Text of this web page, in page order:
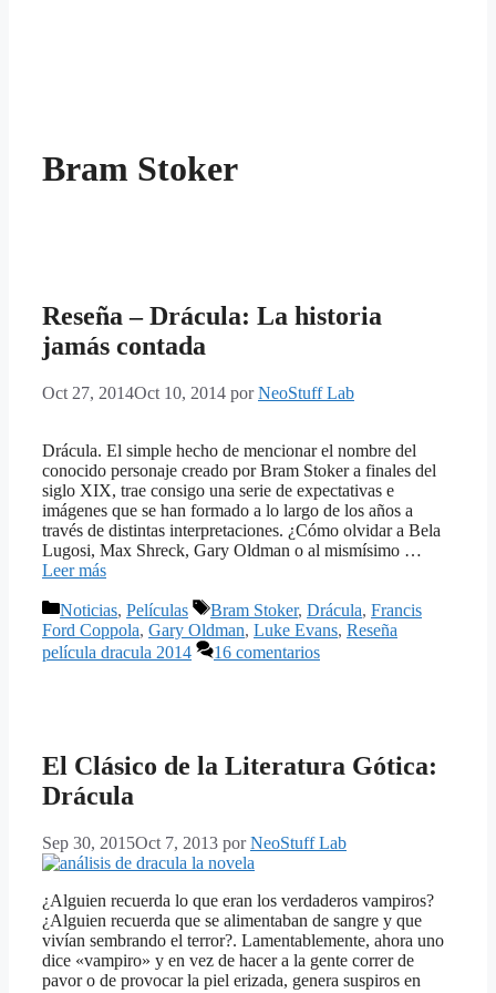
Bram Stoker
Reseña – Drácula: La historia
jamás contada
Oct 27, 2014Oct 10, 2014 porNeoStuff Lab
Drácula. El simple hecho de mencionar el nombre del
conocido personaje creado por Bram Stoker a finales del
siglo XIX, trae consigo una serie de expectativas e
imágenes que se han formado a lo largo de los años a
través de distintas interpretaciones. ¿Cómo olvidar a Bela
Lugosi, Max Shreck, Gary Oldman o al mismísimo …
Leer más
Categorías
Noticias, Películas Etiquetas
Bram Stoker, Drácula, Francis
Ford Coppola, Gary Oldman, Luke Evans, Reseña
película dracula 2014
16 comentarios
El Clásico de la Literatura Gótica:
Drácula
Sep 30, 2015Oct 7, 2013 porNeoStuff Lab
¿Alguien recuerda lo que eran los verdaderos vampiros?
¿Alguien recuerda que se alimentaban de sangre y que
vivían sembrando el terror?. Lamentablemente, ahora uno
dice «vampiro» y en vez de hacer a la gente correr de
pavor o de provocar la piel erizada, genera suspiros en